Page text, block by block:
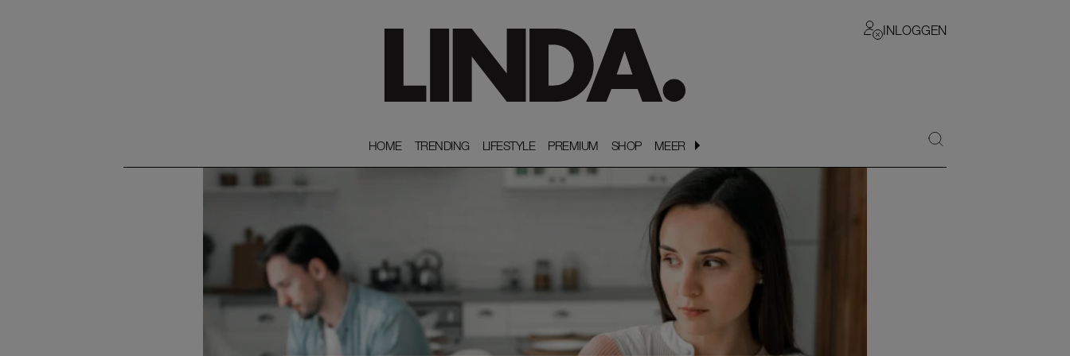
INLOGGEN
HOME
HOME TRENDING
TRENDING LIFESTYLE
LIFESTYLE PREMIUM
PREMIUM SHOP
SHOP MEER
MEER